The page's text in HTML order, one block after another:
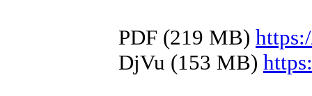
PDF (219 MB)
DjVu (153 MB)